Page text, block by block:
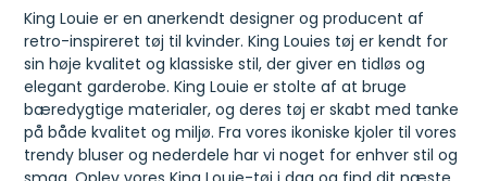
King Louie er en anerkendt designer og producent af
retro-inspireret tøj til kvinder. King Louies tøj er kendt for
sin høje kvalitet og klassiske stil, der giver en tidløs og
elegant garderobe. King Louie er stolte af at bruge
bæredygtige materialer, og deres tøj er skabt med tanke
på både kvalitet og miljø. Fra vores ikoniske kjoler til vores
trendy bluser og nederdele har vi noget for enhver stil og